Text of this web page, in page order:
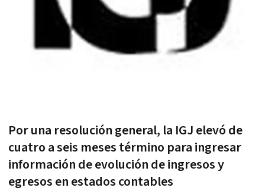
Por una resolución general, la IGJ elevó de
cuatro a seis meses término para ingresar
información de evolución de ingresos y
egresos en estados contables